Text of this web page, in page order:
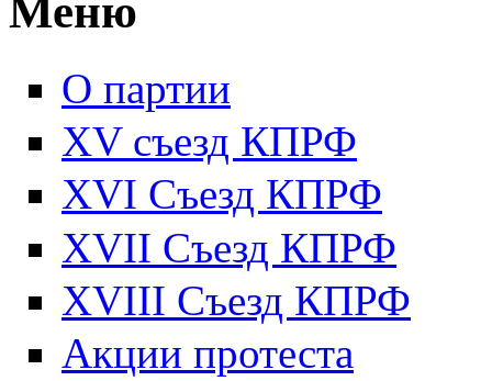
Меню
О партии
XV съезд КПРФ
XVI Съезд КПРФ
XVII Cъезд КПРФ
XVIII Cъезд КПРФ
Акции протеста